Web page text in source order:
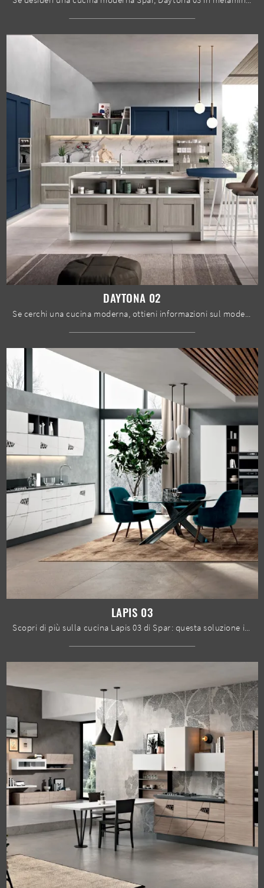
DAYTONA 02
LAPIS 03
Scopri di più sulla cucina Lapis 03 di Spar: questa soluzione in melaminico sarà la scelta ideale per te!